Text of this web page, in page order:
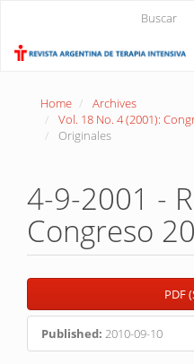
Content
Buscar
Home
Archives
Vol. 18 No. 4 (2001):
Originales
4-9-2001 -
Congreso
Article
Sidebar
PDF
Published: 2010-09-10